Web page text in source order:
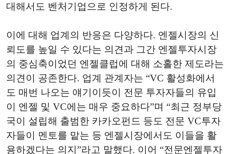
대해서도 벤처기업으로 인정하게 된다.
이에 대해 업계의 반응은 다양하다. 엔젤시장의 신
뢰도를 높일 수 있다는 의견과 그간 엔젤투자시장
의 중심축이었던 엔젤클럽에 대해 소홀한 제도라는
의견이 공존한다. 업계 관계자는 “VC 활성화에서
도 매번 나오는 얘기이듯이 전문 투자자들의 유입
이 엔젤 및 VC에는 매우 중요하다”며 “최근 정부당
국이 설립해 출범한 카카오펀드 등도 전문 VC투자
자들이 멘토를 맡는 등 엔젤시장에서도 이들을 활
용하겠다는 의지”라고 말했다. 이어 “전문엔젤투자